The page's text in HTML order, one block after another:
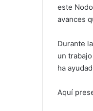
este
avances
Durante
un
ha
Aquí